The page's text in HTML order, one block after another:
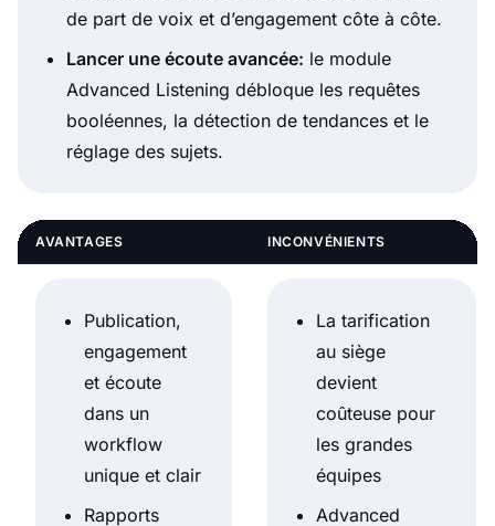
de part de voix et d’engagement côte à côte.
Lancer une écoute avancée: le module
Advanced Listening débloque les requêtes
booléennes, la détection de tendances et le
réglage des sujets.
AVANTAGES INCONVÉNIENTS
Publication,
engagement
et écoute
dans un
workflow
unique et clair
Rapports
La tarification
au siège
devient
coûteuse pour
les grandes
équipes
Advanced